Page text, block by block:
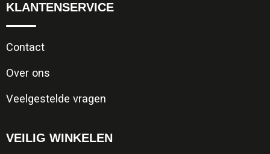
KLANTENSERVICE
Contact
Over ons
Veelgestelde vragen
VEILIG WINKELEN